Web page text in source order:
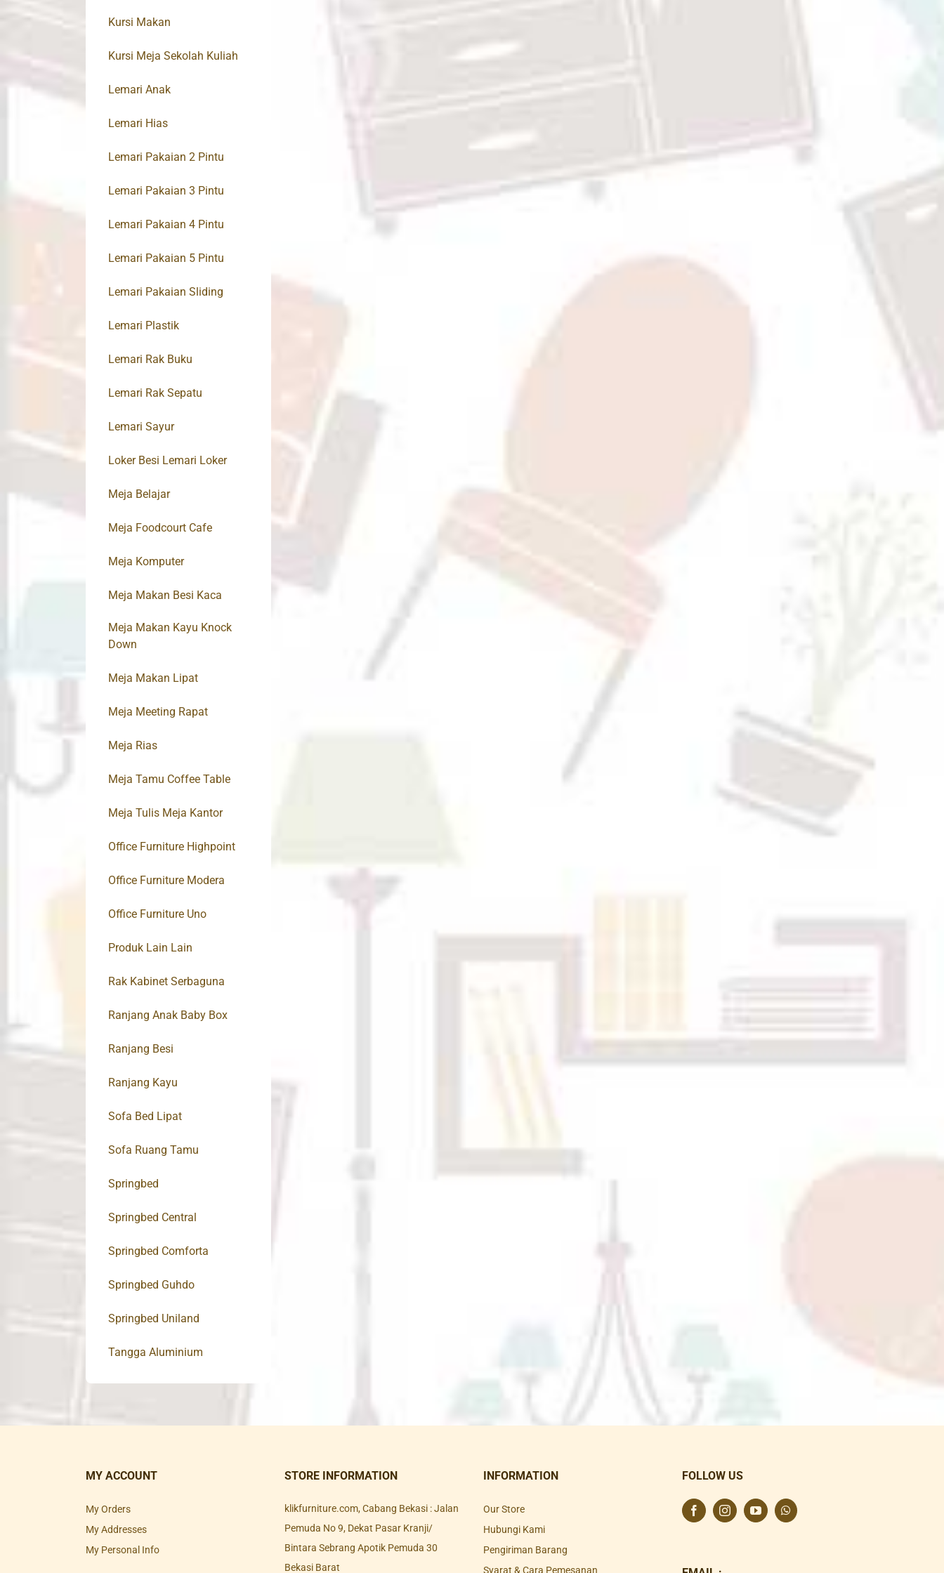
Kursi Makan
Kursi Meja Sekolah Kuliah
Lemari Anak
Lemari Hias
Lemari Pakaian 2 Pintu
Lemari Pakaian 3 Pintu
Lemari Pakaian 4 Pintu
Lemari Pakaian 5 Pintu
Lemari Pakaian Sliding
Lemari Plastik
Lemari Rak Buku
Lemari Rak Sepatu
Lemari Sayur
Loker Besi Lemari Loker
Meja Belajar
Meja Foodcourt Cafe
Meja Komputer
Meja Makan Besi Kaca
Meja Makan Kayu Knock
Down
Meja Makan Lipat
Meja Meeting Rapat
Meja Rias
Meja Tamu Coffee Table
Meja Tulis Meja Kantor
Office Furniture Highpoint
Office Furniture Modera
Office Furniture Uno
Produk Lain Lain
Rak Kabinet Serbaguna
Ranjang Anak Baby Box
Ranjang Besi
Ranjang Kayu
Sofa Bed Lipat
Sofa Ruang Tamu
Springbed
Springbed Central
Springbed Comforta
Springbed Guhdo
Springbed Uniland
Tangga Aluminium
MY ACCOUNT
My Orders
My Addresses
My Personal Info
STORE INFORMATION
klikfurniture.com, Cabang Bekasi : Jalan
Pemuda No 9, Dekat Pasar Kranji/
Bintara Sebrang Apotik Pemuda 30
Bekasi Barat
INFORMATION
Our Store
Hubungi Kami
Pengiriman Barang
Syarat & Cara Pemesanan
FOLLOW US